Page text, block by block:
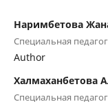
Наримбетова
Специальная
Author
Халмаханбетова
Специальная